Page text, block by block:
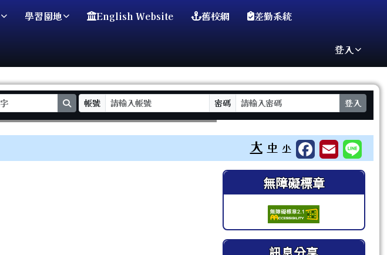
學習園地 English Website 舊校網 差勤系統
登入
search
帳號 密碼 登入
⏸
大 中 小
右邊區域內容
無障礙標章